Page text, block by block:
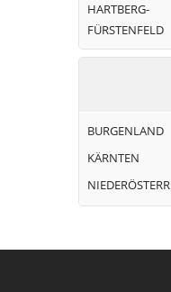
HARTBERG-
FÜRSTENFELD
BURGENLAND
KÄRNTEN